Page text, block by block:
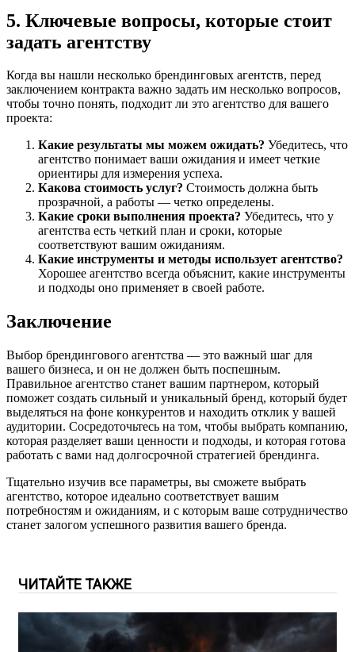
5. Ключевые вопросы, которые стоит
задать агентству
Когда вы нашли несколько брендинговых агентств, перед
заключением контракта важно задать им несколько вопросов,
чтобы точно понять, подходит ли это агентство для вашего
проекта:
Какие результаты мы можем ожидать? Убедитесь, что
агентство понимает ваши ожидания и имеет четкие
ориентиры для измерения успеха.
Какова стоимость услуг? Стоимость должна быть
прозрачной, а работы — четко определены.
Какие сроки выполнения проекта? Убедитесь, что у
агентства есть четкий план и сроки, которые
соответствуют вашим ожиданиям.
Какие инструменты и методы использует агентство?
Хорошее агентство всегда объяснит, какие инструменты
и подходы оно применяет в своей работе.
Заключение
Выбор брендингового агентства — это важный шаг для
вашего бизнеса, и он не должен быть поспешным.
Правильное агентство станет вашим партнером, который
поможет создать сильный и уникальный бренд, который будет
выделяться на фоне конкурентов и находить отклик у вашей
аудитории. Сосредоточьтесь на том, чтобы выбрать компанию,
которая разделяет ваши ценности и подходы, и которая готова
работать с вами над долгосрочной стратегией брендинга.
Тщательно изучив все параметры, вы сможете выбрать
агентство, которое идеально соответствует вашим
потребностям и ожиданиям, и с которым ваше сотрудничество
станет залогом успешного развития вашего бренда.
ЧИТАЙТЕ ТАКЖЕ